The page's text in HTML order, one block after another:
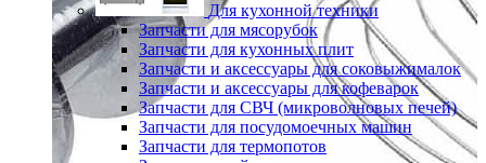
Для кухонной техники
Запчасти для мясорубок
Запчасти для кухонных плит
Запчасти и аксессуары для соковыжималок
Запчасти и аксессуары для кофеварок
Запчасти для СВЧ (микроволновых печей)
Запчасти для посудомоечных машин
Запчасти для термопотов